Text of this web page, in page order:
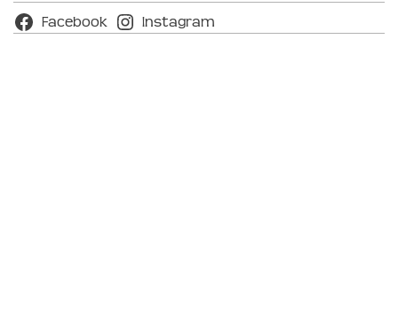
Facebook Instagram